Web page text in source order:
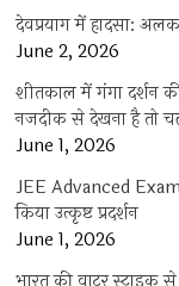
देवप्रयाग में हादसा:
June 2, 2026
शीतकाल में गंगा दर्शन
नजदीक से देखना है तो
June 1, 2026
JEE Advanced Exam
किया उत्कृष्ट प्रदर्शन
June 1, 2026